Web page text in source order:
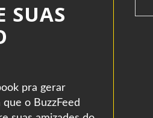
SUAS
pra gerar
o BuzzFeed